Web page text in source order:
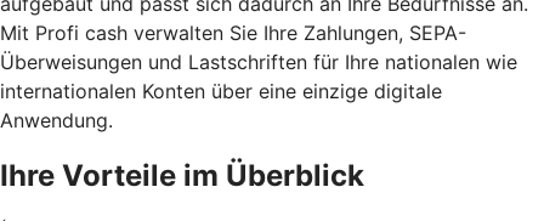
Mit Profi cash verwalten Sie Ihre Zahlungen, SEPA-
Überweisungen und Lastschriften für Ihre nationalen wie
internationalen Konten über eine einzige digitale
Anwendung.
Ihre Vorteile im Überblick